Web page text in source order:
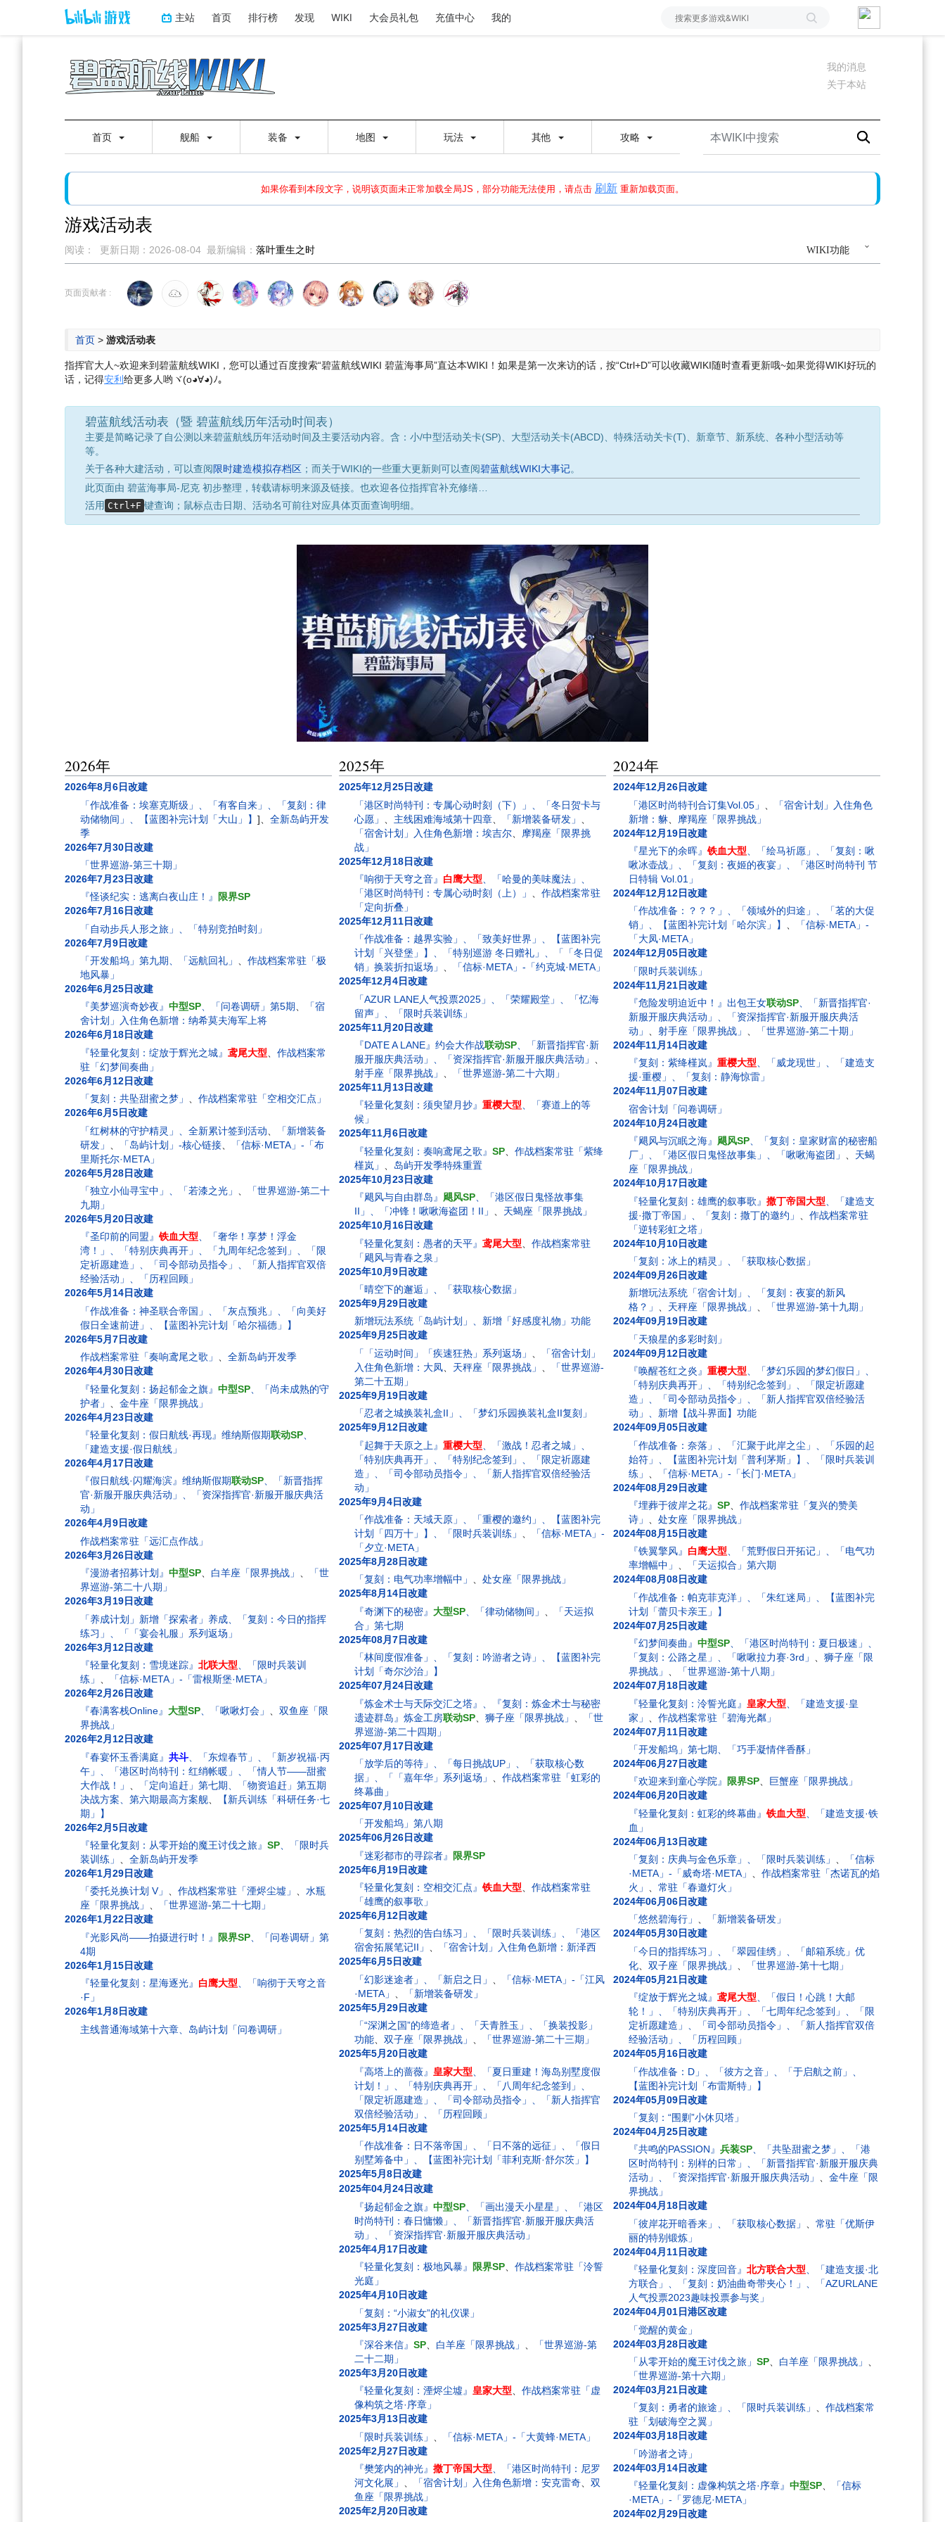
主站 首页 排行榜 发现 WIKI 大会员礼包 充值中心 我的
我的消息
关于本站
首页 舰船 装备 地图 玩法 其他 攻略
如果你看到本段文字，说明该页面未正常加载全局JS，部分功能无法使用，请点击 刷新 重新加载页面。
如果打开页面显示缩略图创建出错，请点击刷新或页面右上WIKI功能中的刷新按钮清除页面缓存并刷新，如果还有问题，请多尝试几次。
游戏活动表
WIKI功能
阅读： 更新日期： 2026-08-04 最新编辑： 落叶重生之时
到
到
页面贡献者 :
首页 > 游戏活动表
指挥官大人~欢迎来到碧蓝航线WIKI，您可以通过百度搜索“碧蓝航线WIKI 碧蓝海事局”直达本WIKI！ 如果是第一次来访的话，按“Ctrl+D”可以收藏WIKI随时查看更新哦~如果觉得WIKI好玩的
话，记得安利 给更多人哟ヾ(o◕∀◕)ﾉ。
碧蓝航线活动表（暨 碧蓝航线历年活动时间表）
主要是简略记录了自公测以来碧蓝航线历年活动时间及主要活动内容。含：小/中型活动关卡(SP)、大型活动关卡(ABCD)、特殊活动关卡(T)、新章节、新系统、各种小型活动等
等。
关于各种大建活动，可以查阅限时建造模拟存档区 ；而关于WIKI的一些重大更新则可以查阅碧蓝航线WIKI大事记。
此页面由 碧蓝海事局-尼克 初步整理，转载请标明来源及链接。也欢迎各位指挥官补充修缮…
活用 Ctrl+F 键查询；鼠标点击日期、活动名可前往对应具体页面查询明细。
2026年
2026年8月6日改建
「作战准备：埃塞克斯级」、「有客自来」、「复刻：律
动储物间」、【蓝图补完计划「大山」】]、全新岛屿开发
季
2026年7月30日改建
「世界巡游-第三十期」
2026年7月23日改建
『怪谈纪实：逃离白夜山庄！』
限界SP
2026年7月16日改建
「自动步兵人形之旅」、「特别竞拍时刻」
2026年7月9日改建
「开发船坞」第九期、「远航回礼」
、作战档案常驻「极
地风暴」
2026年6月25日改建
『美梦巡演奇妙夜』中型SP、「问卷调研」第5期、
「宿
舍计划」入住角色新增：纳希莫夫海军上将
2026年6月18日改建
『轻量化复刻：绽放于辉光之城』鸢尾大型 、作战档案常
驻「幻梦间奏曲」
2026年6月12日改建
「复刻：共坠甜蜜之梦」 、作战档案常驻「空相交汇点」
2026年6月5日改建
「红树林的守护精灵」、全新累计签到活动
「新增装备
研发」
「岛屿计划」-核心链接
「信标·META」-「布
里斯托尔·META」
2026年5月28日改建
「独立小仙寻宝中」、「若漆之光」
「世界巡游-第二十
九期」
2026年5月20日改建
『圣印前的同盟』铁血大型、「奢华！享梦！浮金
湾！」、「特别庆典再开」、「九周年纪念签到」、「限
定祈愿建造」、「司令部动员指令」、「新人指挥官双倍
经验活动」、「历程回顾」
2026年5月14日改建
「作战准备：神圣联合帝国」、「灰点预兆」、「向美好
假日全速前进」、【蓝图补完计划「哈尔福德」】
2026年5月7日改建
作战档案常驻「奏响鸢尾之歌」
、全新岛屿开发季
2026年4月30日改建
『轻量化复刻：扬起郁金之旗』中型SP 、「尚未成熟的守
护者」
、金牛座「限界挑战」
2026年4月23日改建
『轻量化复刻：假日航线·再现』维纳斯假期联动SP
「建造支援·假日航线」
2026年4月17日改建
『假日航线·闪耀海滨』维纳斯假期联动SP、「新晋指挥
官·新服开服庆典活动」、「资深指挥官·新服开服庆典活
动」
2026年4月9日改建
作战档案常驻「远汇点作战」
2026年3月26日改建
『漫游者招募计划』中型SP 白羊座「限界挑战」
「世
界巡游-第二十八期」
2026年3月19日改建
「养成计划」新增「探索者」养成、「复刻：今日的指挥
练习」、「「宴会礼服」系列返场」
2026年3月12日改建
『轻量化复刻：雪境迷踪』北联大型 、「限时兵装训
练」
「信标·META」-「雷根斯堡·META」
2026年2月26日改建
『春满客栈Online』 大型SP、「啾啾灯会」 、双鱼座「限
界挑战」
2026年2月12日改建
『春宴怀玉香满庭』共斗 、「东煌春节」、「新岁祝福·丙
午」、「港区时尚特刊：红绡帐暖」、「情人节——甜蜜
大作战！」
「定向追赶」第七期、「物资追赶」第五期
决战方案、第六期最高方案舰
【新兵训练「科研任务·七
期」】
2026年2月5日改建
『轻量化复刻：从零开始的魔王讨伐之旅』SP 、「限时兵
装训练」
、全新岛屿开发季
2026年1月29日改建
「委托兑换计划 V」 、作战档案常驻「湮烬尘墟」 、水瓶
座「限界挑战」 、
「世界巡游-第二十七期」
2026年1月22日改建
『光影风尚——拍摄进行时！』
限界SP 、「问卷调研」第
4期
2026年1月15日改建
『轻量化复刻：星海逐光』 白鹰大型、「响彻于天穹之音
·F」
2026年1月8日改建
主线普通海域第十六章、岛屿计划「问卷调研」
2025年
2025年12月25日改建
「港区时尚特刊：专属心动时刻（下）」、「冬日贺卡与
心愿」
主线困难海域第十四章 「新增装备研发」
「宿舍计划」入住角色新增：埃吉尔
摩羯座「限界挑
战」
2025年12月18日改建
『响彻于天穹之音』 白鹰大型 、「哈曼的美味魔法」、
「港区时尚特刊：专属心动时刻（上）」
、作战档案常驻
「定向折叠」
2025年12月11日改建
「作战准备：越界实验」、「致美好世界」、【蓝图补完
计划「兴登堡」】、「特别巡游 冬日赠礼」、「「冬日促
销」换装折扣返场」 、
「信标·META」-「约克城·META」
2025年12月4日改建
「AZUR LANE人气投票2025」、「荣耀殿堂」、「忆海
留声」、「限时兵装训练」
2025年11月20日改建
『DATE A LANE』约会大作战联动SP 、「新晋指挥官·新
服开服庆典活动」、「资深指挥官·新服开服庆典活动」
射手座「限界挑战」
「世界巡游-第二十六期」
2025年11月13日改建
『轻量化复刻：须臾望月抄』重樱大型、「赛道上的等
候」
2025年11月6日改建
『轻量化复刻：奏响鸢尾之歌』SP 、作战档案常驻「紫绛
槿岚」
岛屿开发季特殊重置
2025年10月23日改建
『飓风与自由群岛』 飓风SP、「港区假日鬼怪故事集
II」、「冲锋！啾啾海盗团！II」 、 天蝎座「限界挑战」
2025年10月16日改建
『轻量化复刻：愚者的天平』鸢尾大型 、作战档案常驻
「飓风与青春之泉」
2025年10月9日改建
「晴空下的邂逅」、「获取核心数据」
2025年9月29日改建
新增玩法系统「岛屿计划」、新增「好感度礼物」功能
2025年9月25日改建
「「运动时间」「疾速狂热」系列返场」
「宿舍计划」
入住角色新增：大凤
天秤座「限界挑战」
「世界巡游-
第二十五期」
2025年9月19日改建
「忍者之城换装礼盒II」、「梦幻乐园换装礼盒II复刻」
2025年9月12日改建
『起舞于天原之上』重樱大型 、「激战！忍者之城」、
「特别庆典再开」、「特别纪念签到」、「限定祈愿建
造」、「司令部动员指令」、「新人指挥官双倍经验活
动」
2025年9月4日改建
「作战准备：天域天原」、「重樱的邀约」、【蓝图补完
计划「四万十」】、「限时兵装训练」
「信标·META」-
「夕立·META」
2025年8月28日改建
「复刻：电气功率增幅中」 、处女座「限界挑战」
2025年8月14日改建
『奇渊下的秘密』 大型SP 、「律动储物间」
「天运拟
合」第七期
2025年08月7日改建
「林间度假准备」、「复刻：吟游者之诗」、【蓝图补完
计划「奇尔沙治」】
2025年07月24日改建
『炼金术士与天际交汇之塔』、『复刻：炼金术士与秘密
遗迹群岛』炼金工房联动SP 、狮子座「限界挑战」
「世
界巡游-第二十四期」
2025年07月17日改建
「放学后的等待」、「每日挑战UP」、「获取核心数
据」、「「嘉年华」系列返场」
、作战档案常驻「虹彩的
终幕曲」
2025年07月10日改建
「开发船坞」第八期
2025年06月26日改建
『迷彩都市的寻踪者』
限界SP
2025年6月19日改建
『轻量化复刻：空相交汇点』铁血大型 、作战档案常驻
「雄鹰的叙事歌」
2025年6月12日改建
「复刻：热烈的告白练习」、「限时兵装训练」、「港区
宿舍拓展笔记II」 、
「宿舍计划」入住角色新增：新泽西
2025年6月5日改建
「幻影迷途者」、「新启之日」
「信标·META」-「江风
·META」
「新增装备研发」
2025年5月29日改建
「“深渊之国”的缔造者」、「天青胜玉」、「换装投影」
功能、双子座「限界挑战」 、
「世界巡游-第二十三期」
2025年5月20日改建
『高塔上的蔷薇』 皇家大型 、「夏日重建！海岛别墅度假
计划！」、「特别庆典再开」、「八周年纪念签到」、
「限定祈愿建造」、「司令部动员指令」、「新人指挥官
双倍经验活动」、「历程回顾」
2025年5月14日改建
「作战准备：日不落帝国」、「日不落的远征」、「假日
别墅筹备中」、【蓝图补完计划「菲利克斯·舒尔茨」】
2025年5月8日改建
2025年04月24日改建
『扬起郁金之旗』中型SP 、「画出漫天小星星」、「港区
时尚特刊：春日慵懒」、「新晋指挥官·新服开服庆典活
动」、「资深指挥官·新服开服庆典活动」
2025年4月17日改建
『轻量化复刻：极地风暴』
限界SP、作战档案常驻「泠誓
光庭」
2025年4月10日改建
「复刻：“小淑女”的礼仪课」
2025年3月27日改建
『深谷来信』SP 白羊座「限界挑战」
「世界巡游-第
二十二期」
2025年3月20日改建
『轻量化复刻：湮烬尘墟』皇家大型、作战档案常驻「虚
像构筑之塔·序章」
2025年3月13日改建
「限时兵装训练」
「信标·META」-「大黄蜂·META」
2025年2月27日改建
『樊笼内的神光』撒丁帝国大型 、「港区时尚特刊：尼罗
河文化展」
「宿舍计划」入住角色新增：安克雷奇 、双
鱼座「限界挑战」
2025年2月20日改建
2024年
2024年12月26日改建
「港区时尚特刊合订集Vol.05」
「宿舍计划」入住角色
新增：貅
摩羯座「限界挑战」
2024年12月19日改建
『星光下的余晖』铁血大型 、「绘马祈愿」、「复刻：啾
啾冰壶战」、「复刻：夜姬的夜宴」、「港区时尚特刊 节
日特辑 Vol.01」
2024年12月12日改建
「作战准备：？？？」、「领域外的归途」、「茗的大促
销」、【蓝图补完计划「哈尔滨」】 、
「信标·META」-
「大凤·META」
2024年12月05日改建
「限时兵装训练」
2024年11月21日改建
『危险发明迫近中！』出包王女联动SP 、「新晋指挥官·
新服开服庆典活动」、「资深指挥官·新服开服庆典活
动」
、射手座「限界挑战」
「世界巡游-第二十期」
2024年11月14日改建
『复刻：紫绛槿岚』重樱大型、「威龙现世」、「建造支
援·重樱」、「复刻：静海惊雷」
2024年11月07日改建
宿舍计划「问卷调研」
2024年10月24日改建
『飓风与沉眠之海』 飓风SP、「复刻：皇家财富的秘密船
厂」、「港区假日鬼怪故事集」、「啾啾海盗团」 、 天蝎
座「限界挑战」
2024年10月17日改建
『轻量化复刻：雄鹰的叙事歌』撒丁帝国大型 、「建造支
援·撒丁帝国」、「复刻：撒丁的邀约」
、作战档案常驻
「逆转彩虹之塔」
2024年10月10日改建
「复刻：冰上的精灵」、「获取核心数据」
2024年09月26日改建
新增玩法系统「宿舍计划」、「复刻：夜宴的新风
格？」 、 天秤座「限界挑战」 、
「世界巡游-第十九期」
2024年09月19日改建
「天狼星的多彩时刻」
2024年09月12日改建
『唤醒苍红之炎』重樱大型 、「梦幻乐园的梦幻假日」、
「特别庆典再开」、「特别纪念签到」、「限定祈愿建
造」、「司令部动员指令」、「新人指挥官双倍经验活
动」、新增【战斗界面】功能
2024年09月05日改建
「作战准备：奈落」、「汇聚于此岸之尘」、「乐园的起
始符」、【蓝图补完计划「普利茅斯」】、「限时兵装训
练」
「信标·META」-「长门·META」
2024年08月29日改建
『埋葬于彼岸之花』SP 、作战档案常驻「复兴的赞美
诗」
、处女座「限界挑战」
2024年08月15日改建
『铁翼擎风』 白鹰大型、「荒野假日开拓记」、「电气功
率增幅中」 、
「天运拟合」第六期
2024年08月08日改建
「作战准备：帕克菲克洋」、「朱红迷局」、【蓝图补完
计划「蕾贝卡亲王」】
2024年07月25日改建
『幻梦间奏曲』中型SP 、「港区时尚特刊：夏日极速」、
「复刻：公路之星」、「啾啾拉力赛·3rd」
、狮子座「限
界挑战」
「世界巡游-第十八期」
2024年07月18日改建
『轻量化复刻：泠誓光庭』 皇家大型 、「建造支援·皇
家」
、作战档案常驻「碧海光粼」
2024年07月11日改建
「开发船坞」第七期、「巧手凝情伴香酥」
2024年06月27日改建
『欢迎来到童心学院』
限界SP、 巨蟹座「限界挑战」
2024年06月20日改建
『轻量化复刻：虹彩的终幕曲』铁血大型 、「建造支援·铁
血」
2024年06月13日改建
「复刻：庆典与金色乐章」、「限时兵装训练」
「信标
·META」-「威奇塔·META」
、作战档案常驻「杰诺瓦的焰
火」
、常驻「春邀灯火」
2024年06月06日改建
「悠然碧海行」 、
「新增装备研发」
2024年05月30日改建
「今日的指挥练习」、「翠园佳绣」、「邮箱系统」优
化 、双子座「限界挑战」
「世界巡游-第十七期」
2024年05月21日改建
『绽放于辉光之城』鸢尾大型、「假日！心跳！大邮
轮！」、「特别庆典再开」、「七周年纪念签到」、「限
定祈愿建造」、「司令部动员指令」、「新人指挥官双倍
经验活动」、「历程回顾」
2024年05月16日改建
「作战准备：D」、「彼方之音」、「于启航之前」、
【蓝图补完计划「布雷斯特」】
2024年05月09日改建
「复刻：“围剿”小休贝塔」
2024年04月25日改建
『共鸣的PASSION』兵装SP、「共坠甜蜜之梦」、「港
区时尚特刊：别样的日常」、「新晋指挥官·新服开服庆典
活动」、「资深指挥官·新服开服庆典活动」 、金牛座「限
界挑战」
2024年04月18日改建
「彼岸花开暗香来」、「获取核心数据」
、常驻「优斯伊
丽的特别锻炼」
2024年04月11日改建
『轻量化复刻：深度回音』北方联合大型、「建造支援·北
方联合」、「复刻：奶油曲奇带夹心！」、「AZURLANE
人气投票2023趣味投票参与奖」
2024年04月01日港区改建
「觉醒的黄金」
2024年03月28日改建
「从零开始的魔王讨伐之旅」SP 白羊座「限界挑战」
「世界巡游-第十六期」
2024年03月21日改建
「复刻：勇者的旅途」、「限时兵装训练」 、作战档案常
驻「划破海空之翼」
2024年03月18日改建
「吟游者之诗」
2024年03月14日改建
『轻量化复刻：虚像构筑之塔·序章』中型SP
「信标
·META」-「罗德尼·META」
2024年02月29日改建